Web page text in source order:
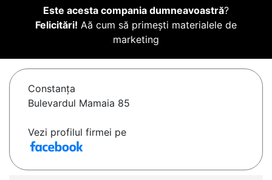
Este acesta compania dumneavoastră?
Felicitări! Aă cum să primești materialele de
marketing
Constanţa
Bulevardul Mamaia 85
Vezi profilul firmei pe